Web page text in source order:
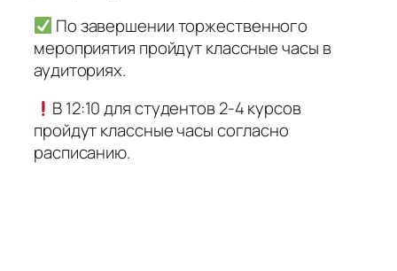
По завершении торжественного
мероприятия пройдут классные часы в
аудиториях.
В 12:10 для студентов 2-4 курсов
пройдут классные часы согласно
расписанию.